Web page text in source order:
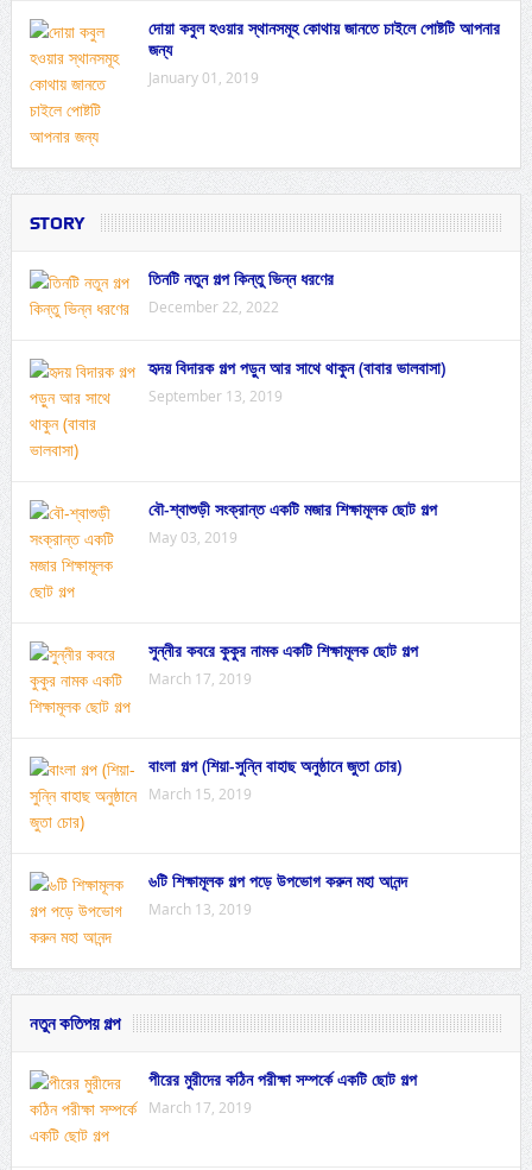
দোয়া কবুল হওয়ার স্থানসমূহ কোথায় জানতে চাইলে পোষ্টটি আপনার
জন্য
January 01, 2019
STORY
তিনটি নতুন গল্প কিন্তু ভিন্ন ধরণের
December 22, 2022
হৃদয় বিদারক গল্প পড়ুন আর সাথে থাকুন (বাবার ভালবাসা)
September 13, 2019
বৌ-শ্বাশুড়ী সংক্রান্ত একটি মজার শিক্ষামূলক ছোট গল্প
May 03, 2019
সুন্নীর কবরে কুকুর নামক একটি শিক্ষামূলক ছোট গল্প
March 17, 2019
বাংলা গল্প (শিয়া-সুন্নি বাহাছ অনুষ্ঠানে জুতা চোর)
March 15, 2019
৬টি শিক্ষামূলক গল্প পড়ে উপভোগ করুন মহা আনন্দ
March 13, 2019
নতুন কতিপয় গল্প
পীরের মুরীদের কঠিন পরীক্ষা সম্পর্কে একটি ছোট গল্প
March 17, 2019